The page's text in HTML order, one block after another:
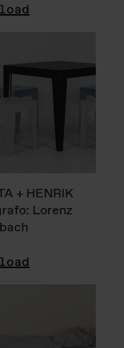
+ HENRIK
Lorenz